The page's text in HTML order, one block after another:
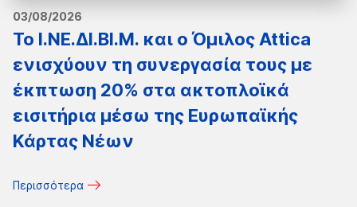
03/08/2026
Το Ι.ΝΕ.ΔΙ.ΒΙ.Μ. και o Όμιλος Attica
ενισχύουν τη συνεργασία τους με
έκπτωση 20% στα ακτοπλοϊκά
εισιτήρια μέσω της Ευρωπαϊκής
Κάρτας Νέων
Περισσότερα